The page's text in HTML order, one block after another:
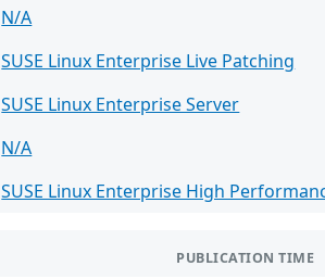
N/A
SUSE Linux Enterprise Live Patching
SUSE Linux Enterprise Server
N/A
SUSE Linux Enterprise High
PUBLICATION TIME